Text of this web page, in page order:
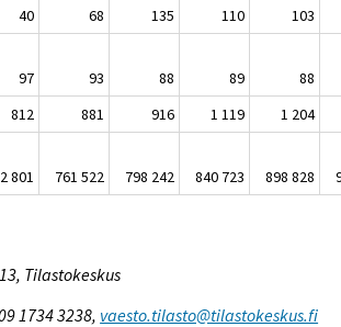
40 68 135 110
103
97 93 88 89
88
812 881 916 1 119
1 204
801 761 522 798 242 840 723 898 828
Tilastokeskus
1734 3238, vaesto.tilasto@tilastokeskus.fi